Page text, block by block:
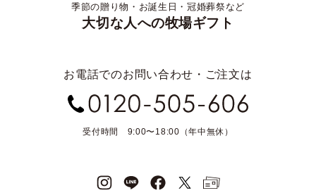
季節の贈り物・お誕生日・冠婚葬祭など
大切な人への牧場ギフト
お電話でのお問い合わせ・ご注文は
受付時間 9:00〜18:00（年中無休）